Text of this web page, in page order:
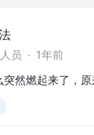
员 · 1年前
突然燃起来了，